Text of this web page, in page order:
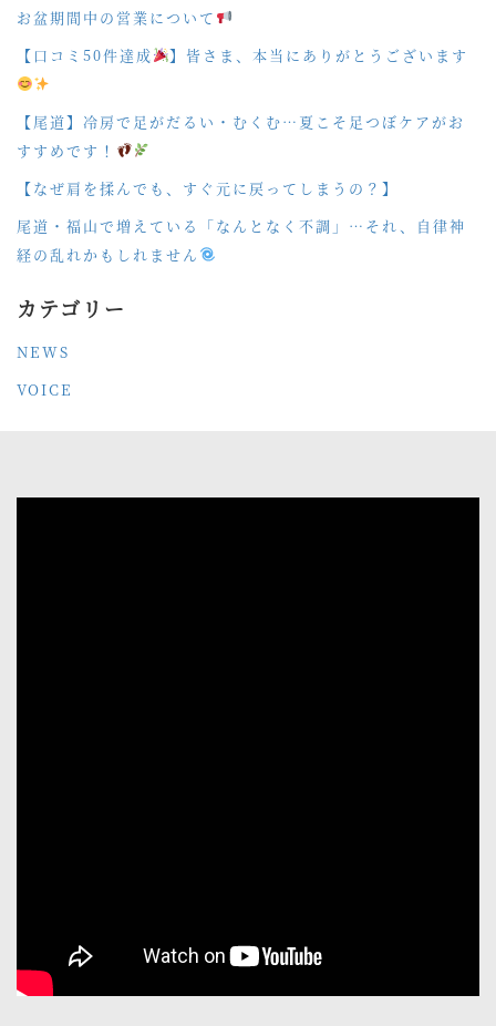
お盆期間中の営業について
【口コミ50件達成
】皆さま、本当にありがとうございます
【尾道】冷房で足がだるい・むくむ…夏こそ足つぼケアがお
すすめです！
【なぜ肩を揉んでも、すぐ元に戻ってしまうの？】
尾道・福山で増えている「なんとなく不調」…それ、自律神
経の乱れかもしれません
カテゴリー
NEWS
VOICE